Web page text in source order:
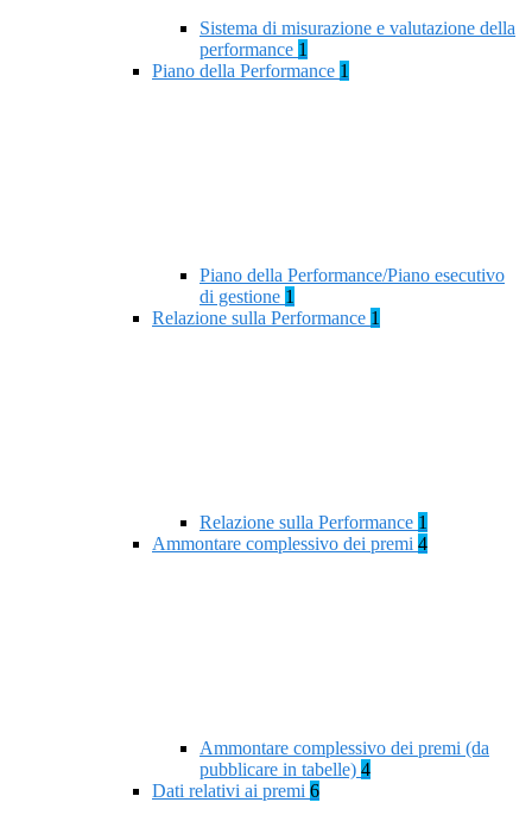
Sistema di misurazione e valutazione della
performance 1
Piano della Performance 1
Piano della Performance/Piano esecutivo
di gestione 1
Relazione sulla Performance 1
Relazione sulla Performance 1
Ammontare complessivo dei premi 4
Ammontare complessivo dei premi (da
pubblicare in tabelle) 4
Dati relativi ai premi 6